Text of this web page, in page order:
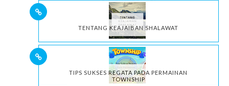
TENTANG KEAJAIBAN SHALAWAT
TIPS SUKSES REGATA PADA PERMAINAN
TOWNSHIP